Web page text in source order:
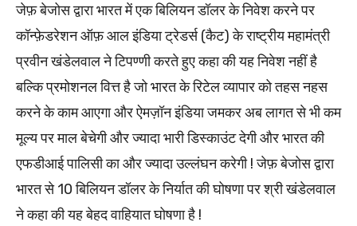
जेफ़ बेजोस द्वारा भारत में एक बिलियन डॉलर के निवेश करने पर
कॉन्फ़ेडरेशन ऑफ़ आल इंडिया ट्रेडर्स (कैट) के राष्ट्रीय महामंत्री
प्रवीन खंडेलवाल ने टिपण्णी करते हुए कहा की यह निवेश नहीं है
बल्कि प्रमोशनल वित्त है जो भारत के रिटेल व्यापार को तहस नहस
करने के काम आएगा और ऐमज़ॉन इंडिया जमकर अब लागत से भी कम
मूल्य पर माल बेचेगी और ज्यादा भारी डिस्काउंट देगी और भारत की
एफडीआई पालिसी का और ज्यादा उल्लंघन करेगी ! जेफ़ बेजोस द्वारा
भारत से 10 बिलियन डॉलर के निर्यात की घोषणा पर श्री खंडेलवाल
ने कहा की यह बेहद वाहियात घोषणा है !